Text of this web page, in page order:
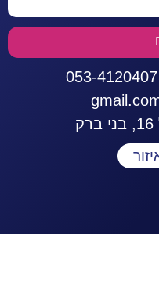
053-4120407